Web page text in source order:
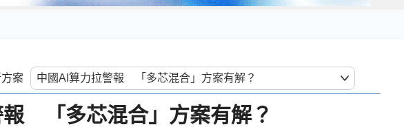
案
「多芯混合」方案有解？